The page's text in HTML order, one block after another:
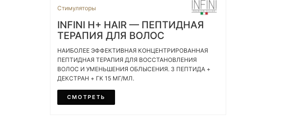
Стимуляторы
INFINI H+ HAIR — ПЕПТИДНАЯ
ТЕРАПИЯ ДЛЯ ВОЛОС
НАИБОЛЕЕ ЭФФЕКТИВНАЯ КОНЦЕНТРИРОВАННАЯ
ПЕПТИДНАЯ ТЕРАПИЯ ДЛЯ ВОССТАНОВЛЕНИЯ
ВОЛОС И УМЕНЬШЕНИЯ ОБЛЫСЕНИЯ. 3 ПЕПТИДА +
ДЕКСТРАН + ГК 15 МГ/МЛ.
СМОТРЕТЬ